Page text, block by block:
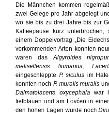
Die Männchen kommen
zwei Gelege pro Jahr abgelegt
wo sie bis zu drei Jahre bis zur
Kaffeepause kurz
einem Doppelvortrag „Die
vorkommenden Arten konnten
waren dasAlgyroides
melisellensis fiumanus,
eingeschleppte P. siculus im
konnten noch P. muralis muralis
Dalmatolacerta oxycephala war
tiefblauen und am Lovćen in
den hohen Lagen wurde noch